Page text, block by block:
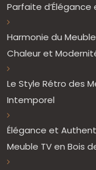
Parfaite
Harmonie du
Chaleur et
Le Style Rétro des
Intemporel
Élégance et
Meuble TV en Bois